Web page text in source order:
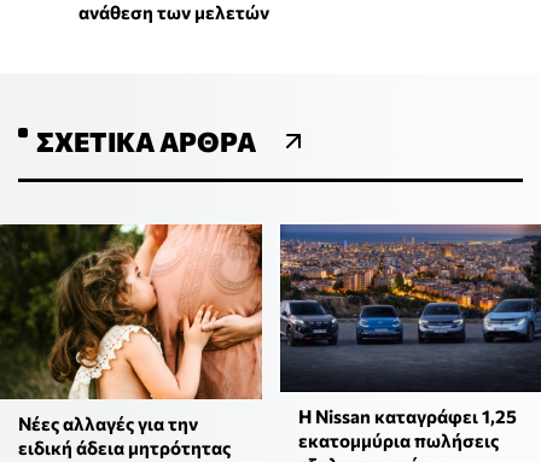
ανάθεση των μελετών
ΣΧΕΤΙΚΆ ΆΡΘΡΑ
Νέες αλλαγές για την
ειδική άδεια μητρότητας
Η Nissan καταγράφει 1,25
εκατομμύρια πωλήσεις